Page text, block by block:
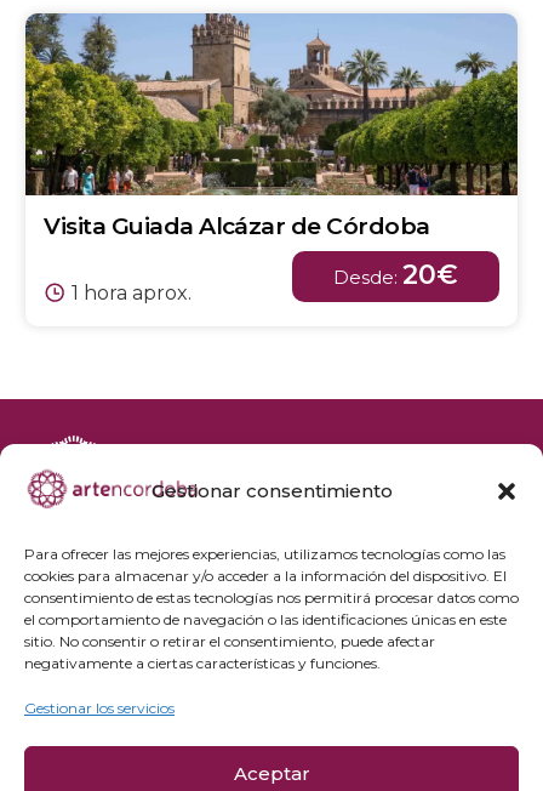
Gestionar consentimiento
Para ofrecer las mejores experiencias, utilizamos tecnologías como las
cookies para almacenar y/o acceder a la información del dispositivo. El
consentimiento de estas tecnologías nos permitirá procesar datos como
el comportamiento de navegación o las identificaciones únicas en este
sitio. No consentir o retirar el consentimiento, puede afectar
negativamente a ciertas características y funciones.
Gestionar los servicios
Aceptar
Visita Guiada Alcázar de Córdoba
1 hora aprox.
Desde: 20€
Agenda cultural
Preguntas frecuentes
Grupos privados
Política de privacidad
Política de cookies